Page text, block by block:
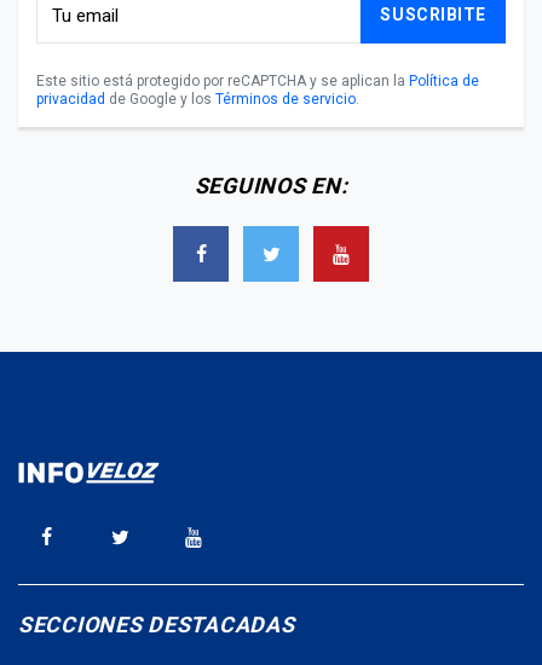
SUSCRIBITE
Este sitio está protegido por reCAPTCHA y se aplican la Política de
privacidad de Google y los Términos de servicio.
SEGUINOS EN:
SECCIONES DESTACADAS